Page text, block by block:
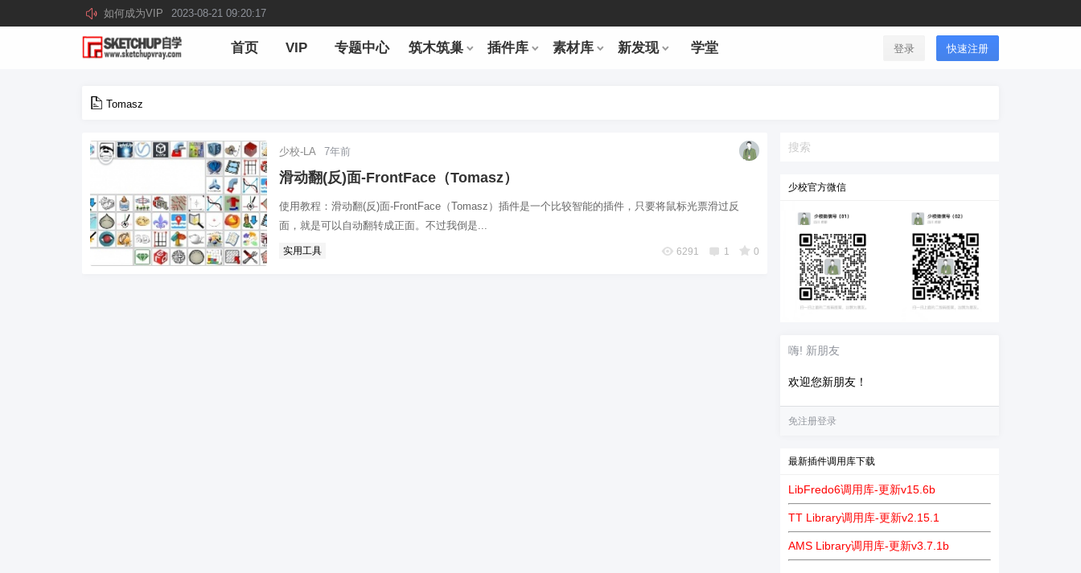
如何成为VIP 2023-08-21 09:20:17
首页 VIP 专题中心 筑木筑巢 插件库 素材库 新发现 学堂 登录 快速注册
Tomasz
少校-LA 7年前
滑动翻(反)面-FrontFace（Tomasz）
使用教程：滑动翻(反)面-FrontFace（Tomasz）插件是一个比较智能的插件，只要将鼠标光票滑过反
面，就是可以自动翻转成正面。不过我倒是...
实用工具 6291 1 0
少校官方微信
嗨! 新朋友
欢迎您新朋友！
免注册登录
最新插件调用库下载
LibFredo6调用库-更新v15.6b
TT Library调用库-更新v2.15.1
AMS Library调用库-更新v3.7.1b